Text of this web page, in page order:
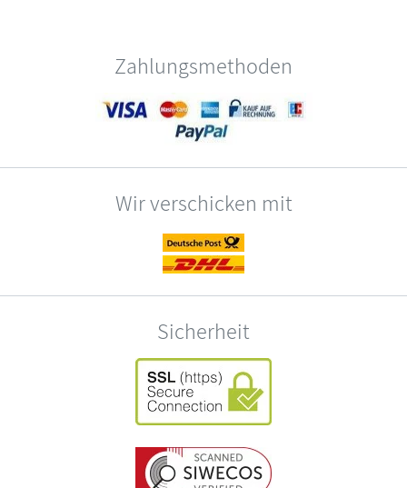
Zahlungsmethoden
Wir verschicken mit
Sicherheit